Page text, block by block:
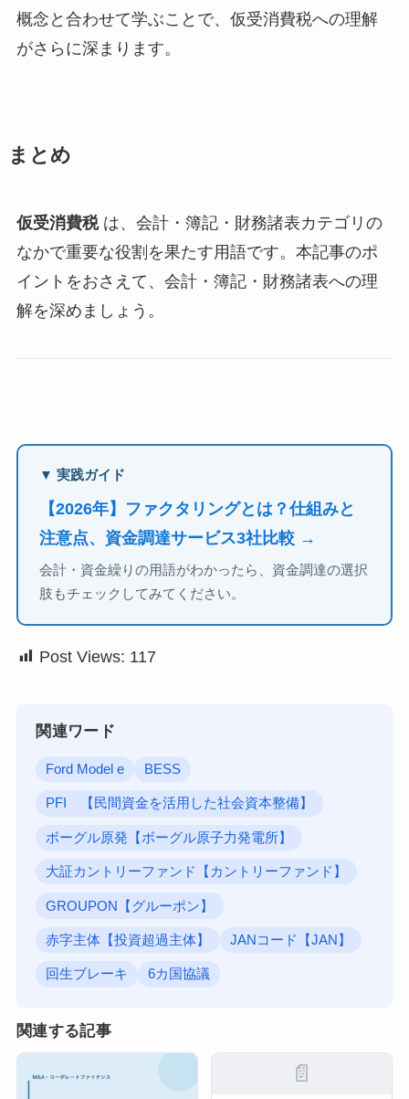
概念と合わせて学ぶことで、仮受消費税への理解
がさらに深まります。
まとめ
仮受消費税は、会計・簿記・財務諸表カテゴリの
なかで重要な役割を果たす用語です。本記事のポ
イントをおさえて、会計・簿記・財務諸表への理
解を深めましょう。
▼ 実践ガイド
【2026年】ファクタリングとは？仕組みと
注意点、資金調達サービス3社比較 →
会計・資金繰りの用語がわかったら、資金調達の選択
肢もチェックしてみてください。
Post Views: 117
関連ワード
Ford Model e BESS
PFI 【民間資金を活用した社会資本整備】
ボーグル原発【ボーグル原子力発電所】
大証カントリーファンド【カントリーファンド】
GROUPON【グルーポン】
赤字主体【投資超過主体】 JANコード【JAN】
回生ブレーキ 6カ国協議
関連する記事
📄